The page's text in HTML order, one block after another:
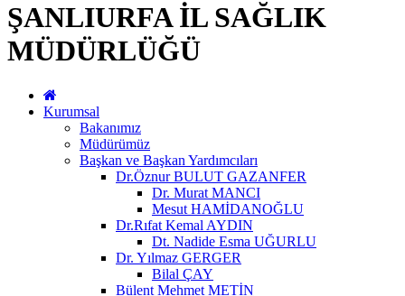
ŞANLIURFA İL SAĞLIK
MÜDÜRLÜĞÜ
Kurumsal
Bakanımız
Müdürümüz
Başkan ve Başkan Yardımcıları
Dr.Öznur BULUT GAZANFER
Dr. Murat MANCI
Mesut HAMİDANOĞLU
Dr.Rıfat Kemal AYDIN
Dt. Nadide Esma UĞURLU
Dr. Yılmaz GERGER
Bilal ÇAY
Bülent Mehmet METİN